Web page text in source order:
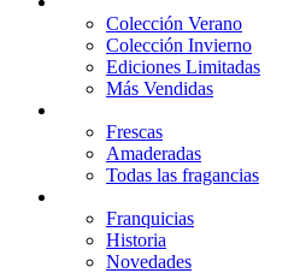
Colección Verano
Colección Invierno
Ediciones Limitadas
Más Vendidas
Frescas
Amaderadas
Todas las fragancias
Franquicias
Historia
Novedades